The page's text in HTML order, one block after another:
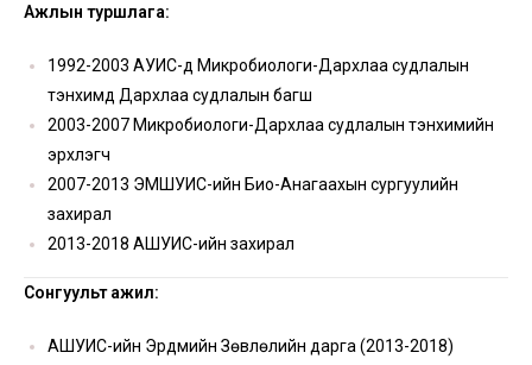
Ажлын туршлага:
1992-2003 АУИС-д Микробиологи-Дархлаа судлалын
тэнхимд Дархлаа судлалын багш
2003-2007 Микробиологи-Дархлаа судлалын тэнхимийн
эрхлэгч
2007-2013 ЭМШУИС-ийн Био-Анагаахын сургуулийн
захирал
2013-2018 АШУҮИС-ийн захирал
Сонгуульт ажил:
АШУҮИС-ийн Эрдмийн Зөвлөлийн дарга (2013-2018)